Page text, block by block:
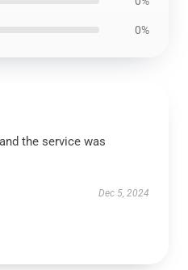
0%
the service was
Dec 5, 2024